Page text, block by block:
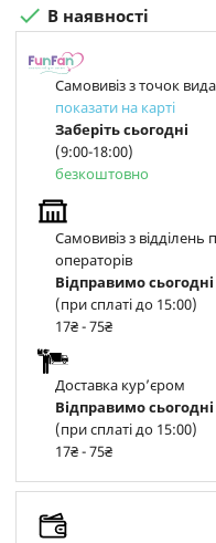
 В наявності
Самовивіз з точок
показати на карті
Заберіть сьогодні
(9:00-18:00)
безкоштовно
Самовивіз з
операторів
Відправимо сьогодні
(при сплаті до 15:00)
17₴ - 75₴
Доставка курʼєром
Відправимо сьогодні
(при сплаті до 15:00)
17₴ - 75₴